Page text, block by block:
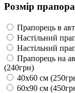
Розмір прапора
Прапорець в
Настільний
Настільний
Прапорець на
(240грн)
40х60 см
60х90 см